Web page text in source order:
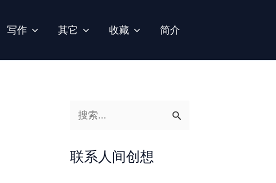
写作 其它 收藏 简介
搜
：
联系人间创想